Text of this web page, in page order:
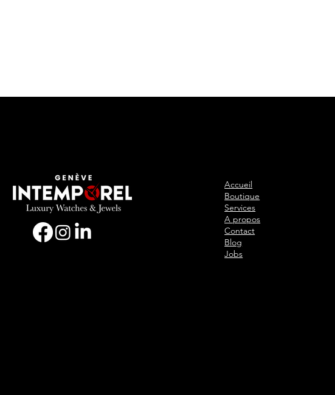
Accueil
Boutique
Services
A propos
Contact
Blog
Jobs